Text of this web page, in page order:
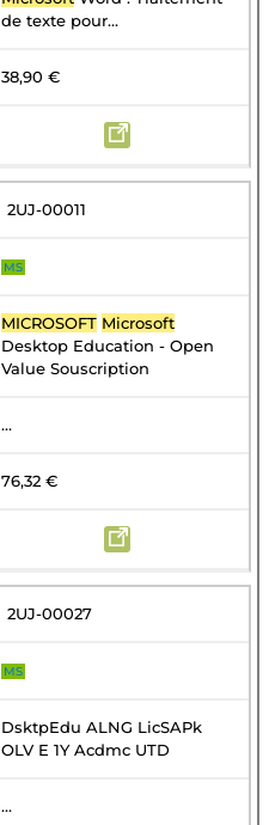
de texte pour...
38,90 €
2UJ-00011
MS
MICROSOFT Microsoft
Desktop Education - Open
Value Souscription
...
76,32 €
2UJ-00027
MS
DsktpEdu ALNG LicSAPk
OLV E 1Y Acdmc UTD
...